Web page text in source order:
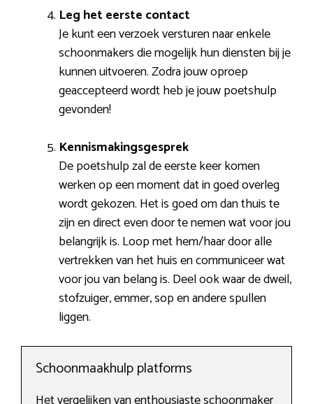
Leg het eerste contact
Je kunt een verzoek versturen naar enkele
schoonmakers die mogelijk hun diensten bij je
kunnen uitvoeren. Zodra jouw oproep
geaccepteerd wordt heb je jouw poetshulp
gevonden!
Kennismakingsgesprek
De poetshulp zal de eerste keer komen
werken op een moment dat in goed overleg
wordt gekozen. Het is goed om dan thuis te
zijn en direct even door te nemen wat voor jou
belangrijk is. Loop met hem/haar door alle
vertrekken van het huis en communiceer wat
voor jou van belang is. Deel ook waar de dweil,
stofzuiger, emmer, sop en andere spullen
liggen.
Schoonmaakhulp platforms